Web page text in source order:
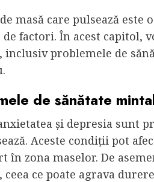
masă care pulsează este
factori. În acest capitol,
inclusiv problemele de
de sănătate
și depresia sunt
Aceste condiții pot
în zona maselor. De
ceea ce poate agrava